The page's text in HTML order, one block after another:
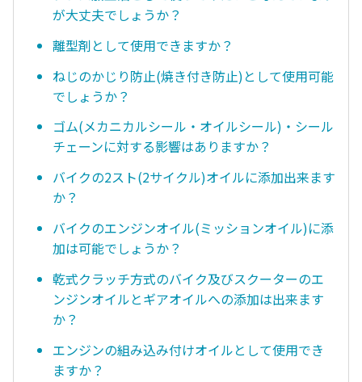
が大丈夫でしょうか？
離型剤として使用できますか？
ねじのかじり防止(焼き付き防止)として使用可能
でしょうか？
ゴム(メカニカルシール・オイルシール)・シール
チェーンに対する影響はありますか？
バイクの2スト(2サイクル)オイルに添加出来ます
か？
バイクのエンジンオイル(ミッションオイル)に添
加は可能でしょうか？
乾式クラッチ方式のバイク及びスクーターのエ
ンジンオイルとギアオイルへの添加は出来ます
か？
エンジンの組み込み付けオイルとして使用でき
ますか？